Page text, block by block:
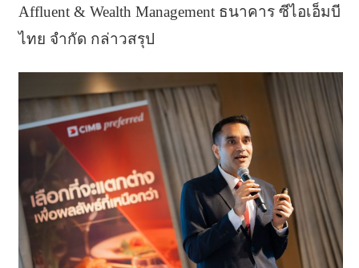
Affluent & Wealth Management ธนาคาร ซีไอเอ็มบี
ไทย จำกัด กล่าวสรุป